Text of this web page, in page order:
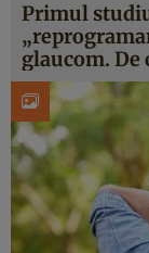
Primul
glaucom. De